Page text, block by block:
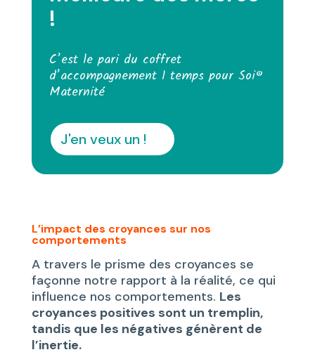
!
C’est le pari du coffret
d’accompagnement 1 temps pour Soi®
Maternité
J'en veux un !
L’impact des croyances sur nos
comportements
A travers le prisme des croyances se
façonne notre rapport à la réalité, ce qui
influence nos comportements. Les
croyances positives sont un tremplin,
tandis que les négatives génèrent de
l’inertie.